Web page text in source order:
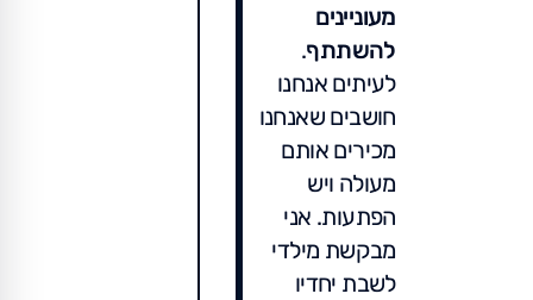
מעוניינים
להשתתף.
לעיתים אנחנו
חושבים שאנחנו
מכירים אותם
מעולה ויש
הפתעות. אני
מבקשת מילדי
לשבת יחדיו